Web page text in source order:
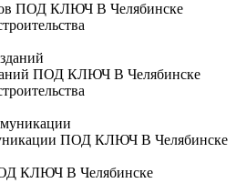
ПОД КЛЮЧ В Челябинске
ПОД КЛЮЧ В Челябинске
ПОД КЛЮЧ В Челябинске
КЛЮЧ В Челябинске